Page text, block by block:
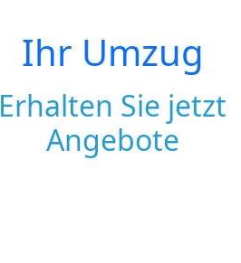
Ihr Umzug
Erhalten Sie jetzt
Angebote